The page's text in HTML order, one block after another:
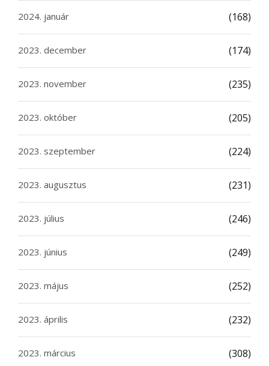
2024. január (168)
2023. december (174)
2023. november (235)
2023. október (205)
2023. szeptember (224)
2023. augusztus (231)
2023. július (246)
2023. június (249)
2023. május (252)
2023. április (232)
2023. március (308)